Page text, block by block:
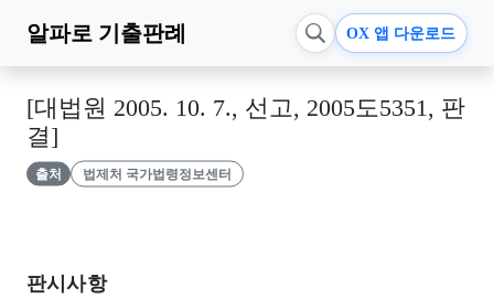
알파로 기출판례 OX 앱 다운로드
[대법원 2005. 10. 7., 선고, 2005도5351, 판
결]
출처 법제처 국가법령정보센터
판시사항